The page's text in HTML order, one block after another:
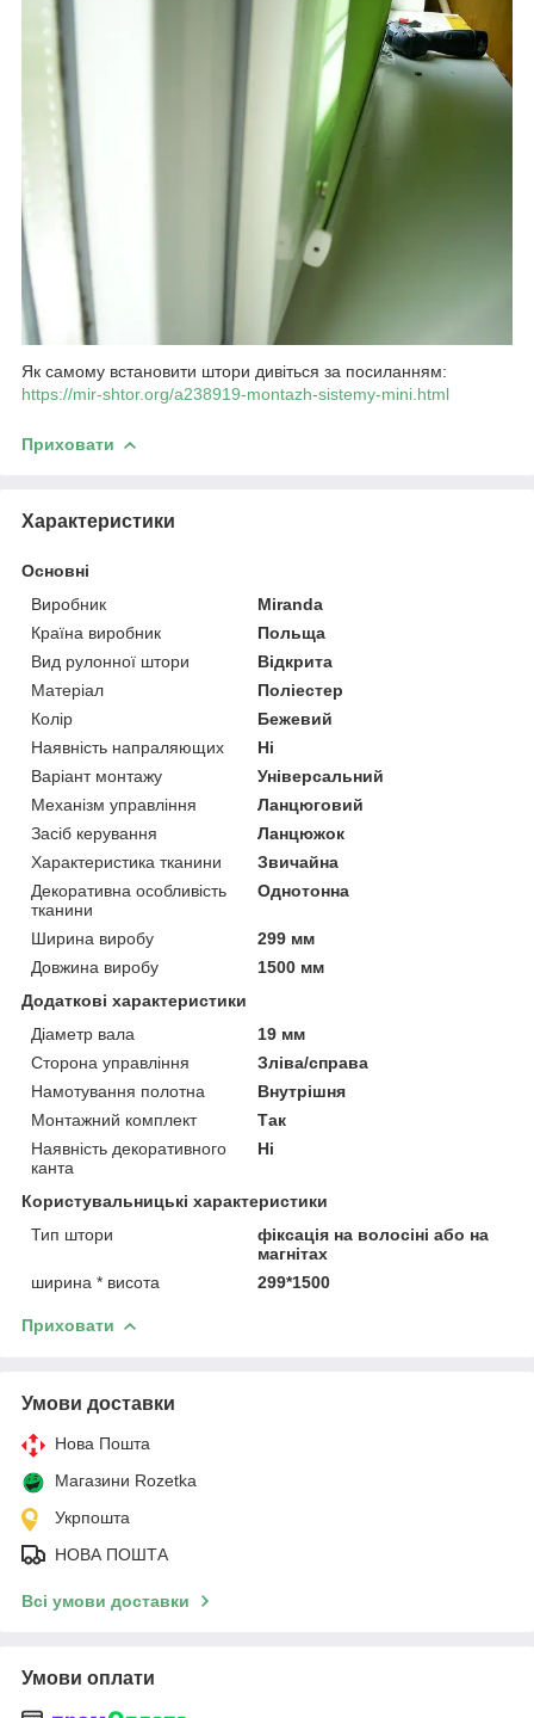
Як самому встановити штори дивіться за посиланням:
https://mir-shtor.org/a238919-montazh-sistemy-mini.html
Приховати
Характеристики
Основні
Виробник
Miranda
Країна виробник
Польща
Вид рулонної штори
Відкрита
Матеріал
Поліестер
Колір
Бежевий
Наявність напраляющих
Ні
Варіант монтажу
Універсальний
Механізм управління
Ланцюговий
Засіб керування
Ланцюжок
Характеристика тканини
Звичайна
Декоративна особливість
тканини
Однотонна
Ширина виробу
299 мм
Довжина виробу
1500 мм
Додаткові характеристики
Діаметр вала
19 мм
Сторона управління
Зліва/справа
Намотування полотна
Внутрішня
Монтажний комплект
Так
Наявність декоративного
канта
Ні
Користувальницькі характеристики
Тип штори
фіксація на волосіні або на
магнітах
ширина * висота
299*1500
Приховати
Умови доставки
Нова Пошта
Магазини Rozetka
Укрпошта
НОВА ПОШТА
Всі умови доставки
Умови оплати